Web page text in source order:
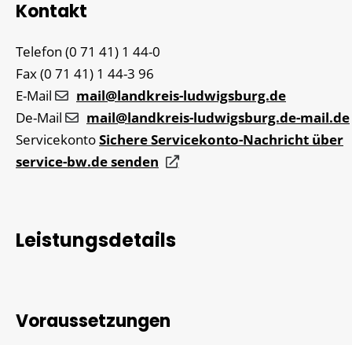
Kontakt
Telefon (0 71 41) 1 44-0
Fax(0 71 41) 1 44-3 96
E-Mail
mail@landkreis-ludwigsburg.de
De-Mail
mail@landkreis-ludwigsburg.de-mail.de
ServicekontoSichere Servicekonto-Nachricht über
service-bw.de senden
Leistungsdetails
Voraussetzungen